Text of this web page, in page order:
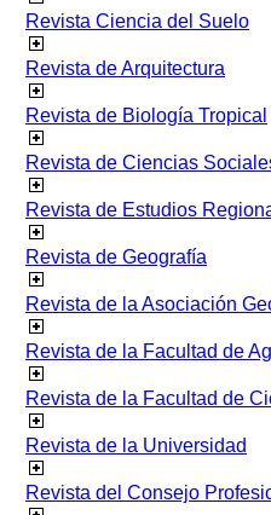
Revista Ciencia del Suelo
Revista de Arquitectura
Revista de Biología Tropical
Revista de Ciencias
Revista de Estudios
Revista de Geografía
Revista de la Asociación
Revista de la Facultad de
Revista de la Facultad de
Revista de la Universidad
Revista del Consejo